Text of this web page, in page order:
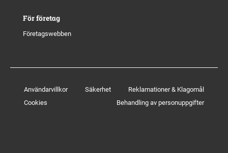
För företag
Företagswebben
Användarvillkor Säkerhet
Reklamationer & Klagomål
Cookies
Behandling av personuppgifter